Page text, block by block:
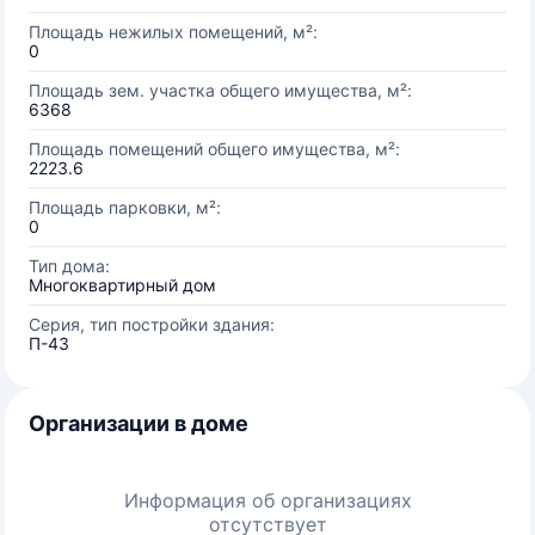
Площадь нежилых помещений, м²:
0
Площадь зем. участка общего имущества, м²:
6368
Площадь помещений общего имущества, м²:
2223.6
Площадь парковки, м²:
0
Тип дома:
Многоквартирный дом
Серия, тип постройки здания:
П-43
Организации в доме
Информация об организациях
отсутствует